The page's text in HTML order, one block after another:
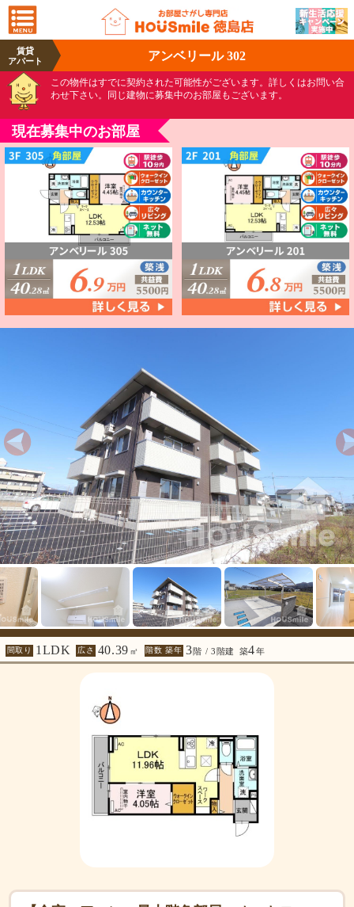
賃貸
アパート
アンベリール 302
この物件はすでに契約された可能性がございます。詳しくはお問い合
わせ下さい。同じ建物に募集中のお部屋もございます。
現在募集中のお部屋
間取り 1LDK 広さ 40.39 ㎡ 階数 築年 3階 / 3階建 築4年